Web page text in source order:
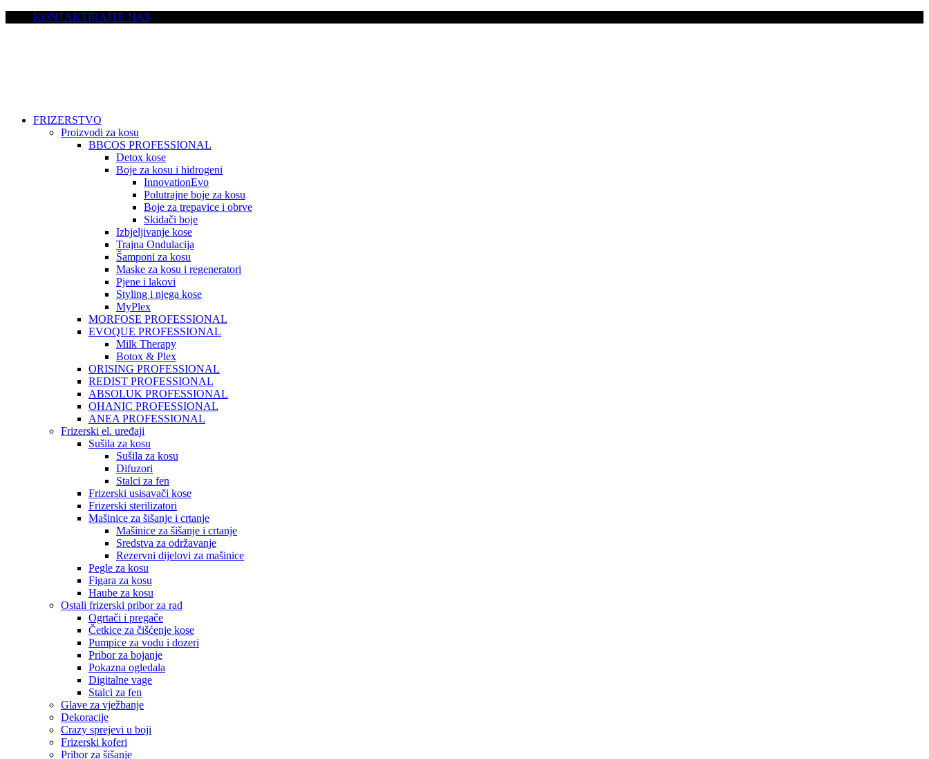
KONTAKTIRAJTE NAS
FRIZERSTVO
Proizvodi za kosu
BBCOS PROFESSIONAL
Detox kose
Boje za kosu i hidrogeni
InnovationEvo
Polutrajne boje za kosu
Boje za trepavice i obrve
Skidači boje
Izbjeljivanje kose
Trajna Ondulacija
Šamponi za kosu
Maske za kosu i regeneratori
Pjene i lakovi
Styling i njega kose
MyPlex
MORFOSE PROFESSIONAL
EVOQUE PROFESSIONAL
Milk Therapy
Botox & Plex
ORISING PROFESSIONAL
REDIST PROFESSIONAL
ABSOLUK PROFESSIONAL
OHANIC PROFESSIONAL
ANEA PROFESSIONAL
Frizerski el. uređaji
Sušila za kosu
Sušila za kosu
Difuzori
Stalci za fen
Frizerski usisavači kose
Frizerski sterilizatori
Mašinice za šišanje i crtanje
Mašinice za šišanje i crtanje
Sredstva za održavanje
Rezervni dijelovi za mašinice
Pegle za kosu
Figara za kosu
Haube za kosu
Ostali frizerski pribor za rad
Ogrtači i pregače
Četkice za čišćenje kose
Pumpice za vodu i dozeri
Pribor za bojanje
Pokazna ogledala
Digitalne vage
Stalci za fen
Glave za vježbanje
Dekoracije
Crazy sprejevi u boji
Frizerski koferi
Pribor za šišanje